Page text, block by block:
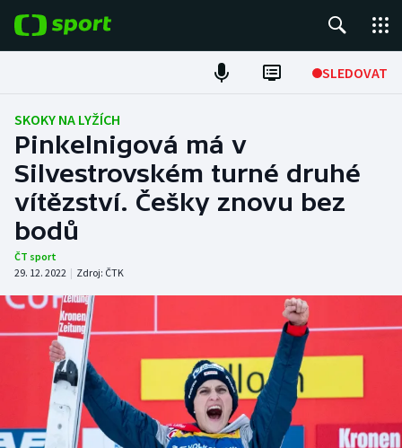
SLEDOVAT
Fotbal
Hokej
Tenis
Atletika
DALŠÍ SPORTY
Americký fotbal
Baseball a softbal
NEPŘEHLÉDNĚTE
Soutěže
SKOKY NA LYŽÍCH
Pinkelnigová má v
Silvestrovském turné druhé
vítězství. Češky znovu bez
bodů
ČT sport
29. 12. 2022 | Zdroj: ČTK